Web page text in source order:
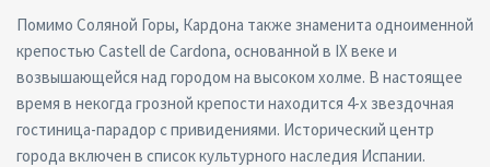
Помимо Соляной Горы, Кардона также знаменита одноименной
крепостью Castell de Cardona, основанной в IX веке и
возвышающейся над городом на высоком холме. В настоящее
время в некогда грозной крепости находится 4-х звездочная
гостиница-парадор с привидениями. Исторический центр
города включен в список культурного наследия Испании.